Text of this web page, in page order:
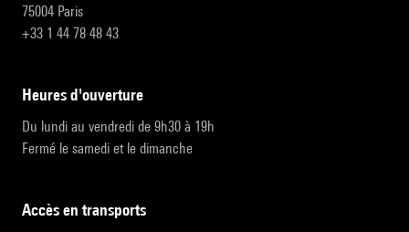
75004 Paris
+33 1 44 78 48 43
heures d'ouverture
Du lundi au vendredi de 9h30 à 19h
Fermé le samedi et le dimanche
accès en transports